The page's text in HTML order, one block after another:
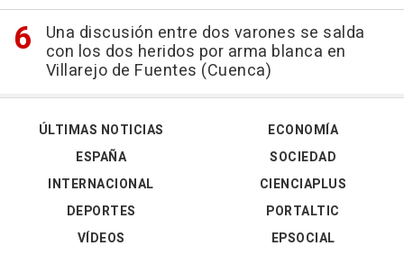
Una discusión entre dos varones se salda
con los dos heridos por arma blanca en
Villarejo de Fuentes (Cuenca)
ÚLTIMAS NOTICIAS
ESPAÑA
INTERNACIONAL
DEPORTES
VÍDEOS
ECONOMÍA
SOCIEDAD
CIENCIAPLUS
PORTALTIC
EPSOCIAL